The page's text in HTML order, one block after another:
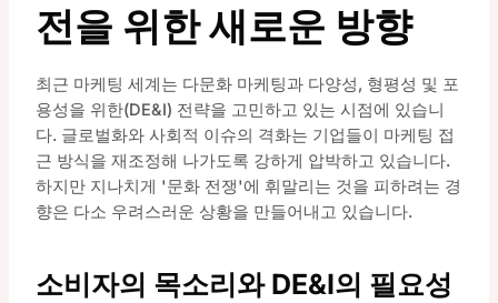
전을 위한 새로운 방향
최근 마케팅 세계는 다문화 마케팅과 다양성, 형평성 및 포
용성을 위한(DE&I) 전략을 고민하고 있는 시점에 있습니
다. 글로벌화와 사회적 이슈의 격화는 기업들이 마케팅 접
근 방식을 재조정해 나가도록 강하게 압박하고 있습니다.
하지만 지나치게 '문화 전쟁'에 휘말리는 것을 피하려는 경
향은 다소 우려스러운 상황을 만들어내고 있습니다.
소비자의 목소리와 DE&I의 필요성